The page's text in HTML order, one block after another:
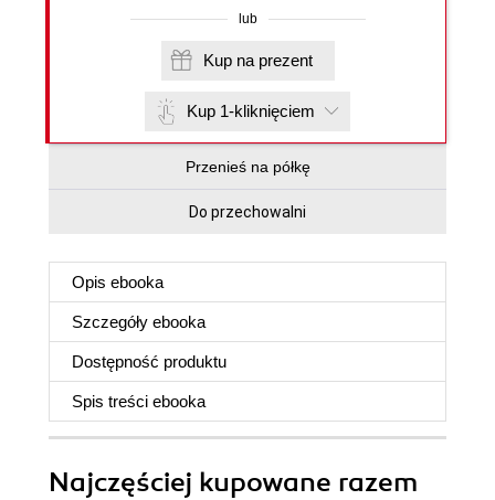
lub
Kup na prezent
Kup 1-kliknięciem
Przenieś na półkę
Do przechowalni
Opis ebooka
Szczegóły ebooka
Dostępność produktu
Spis treści ebooka
Najczęściej kupowane razem